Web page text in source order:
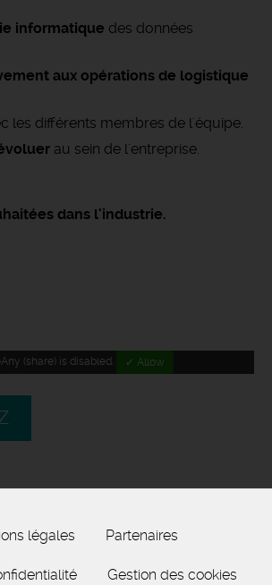
informatique des données
aux opérations de logistique
les différents membres de l'équipe.
au sein de l'entreprise.
dans l'industrie.
(share) is disabled. ✓ Allow
légales Partenaires
Gestion des cookies